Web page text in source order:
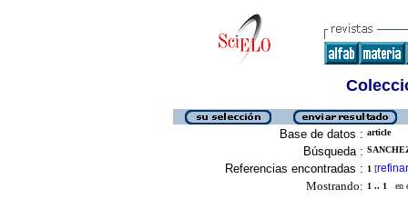
Base de datos : article
Búsqueda :
Referencias encontradas : 1 [refinar
Mostrando: 1 .. 1 en